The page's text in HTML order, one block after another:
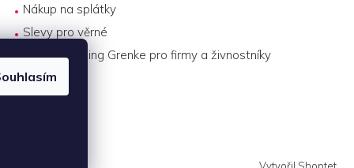
Nákup na splátky
Slevy pro věrné
Byznys leasing Grenke pro firmy a živnostníky
Vytvořil Shoptet